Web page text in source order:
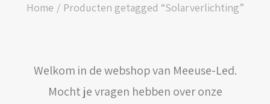
WEBSHOP
LOGIN / REGISTER
WINKELWAGEN
Home Producten getagged “Solarverlichting”
Welkom in de webshop van Meeuse-Led.
Mocht je vragen hebben over onze